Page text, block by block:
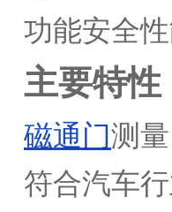
功能安全
主要特性
磁通门测量
符合汽车